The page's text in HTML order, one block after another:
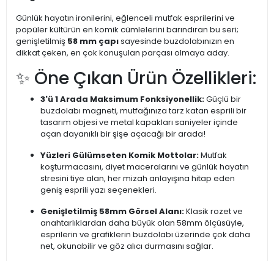
Günlük hayatın ironilerini, eğlenceli mutfak esprilerini ve
popüler kültürün en komik cümlelerini barındıran bu seri;
genişletilmiş 58 mm çapısayesinde buzdolabınızın en
dikkat çeken, en çok konuşulan parçası olmaya aday.
✨ Öne Çıkan Ürün Özellikleri:
3'ü 1 Arada Maksimum Fonksiyonellik:Güçlü bir
buzdolabı magneti, mutfağınıza tarz katan esprili bir
tasarım objesi ve metal kapakları saniyeler içinde
açan dayanıklı bir şişe açacağı bir arada!
Yüzleri Gülümseten Komik Mottolar:Mutfak
koşturmacasını, diyet maceralarını ve günlük hayatın
stresini tiye alan, her mizah anlayışına hitap eden
geniş esprili yazı seçenekleri.
Genişletilmiş 58mm Görsel Alanı:Klasik rozet ve
anahtarlıklardan daha büyük olan 58mm ölçüsüyle,
esprilerin ve grafiklerin buzdolabı üzerinde çok daha
net, okunabilir ve göz alıcı durmasını sağlar.